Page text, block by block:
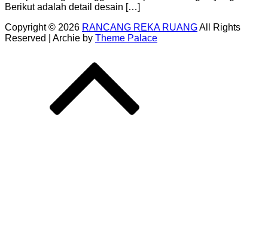
Berikut adalah detail desain […]
Copyright © 2026 RANCANG REKA RUANGAll Rights
Reserved | Archie by Theme Palace